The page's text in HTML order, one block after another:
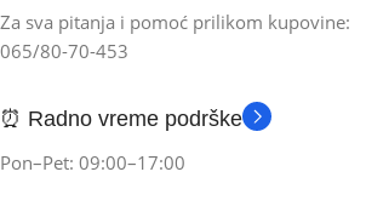
Za sva pitanja i pomoć prilikom kupovine:
065/80-70-453
⏰ Radno vreme podrške
Pon–Pet: 09:00–17:00